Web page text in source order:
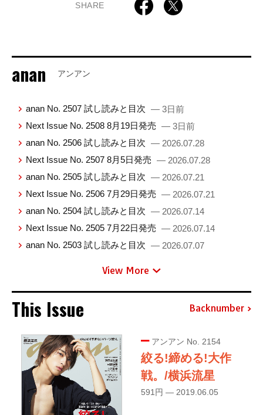
SHARE
anan アンアン
anan No. 2507 試し読みと目次 — 3日前
Next Issue No. 2508 8月19日発売 — 3日前
anan No. 2506 試し読みと目次 — 2026.07.28
Next Issue No. 2507 8月5日発売 — 2026.07.28
anan No. 2505 試し読みと目次 — 2026.07.21
Next Issue No. 2506 7月29日発売 — 2026.07.21
anan No. 2504 試し読みと目次 — 2026.07.14
Next Issue No. 2505 7月22日発売 — 2026.07.14
anan No. 2503 試し読みと目次 — 2026.07.07
View More
This Issue Backnumber
アンアン No. 2154
絞る!締める!大作
戦。/横浜流星
591円 — 2019.06.05